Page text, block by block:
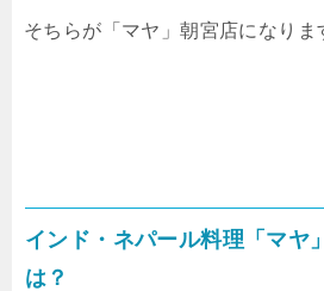
そちらが「マヤ」朝宮店になりま
インド・ネパール料理 「マヤ
は？